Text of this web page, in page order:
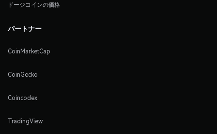
ドージコインの価格
パートナー
CoinMarketCap
CoinGecko
Coincodex
TradingView